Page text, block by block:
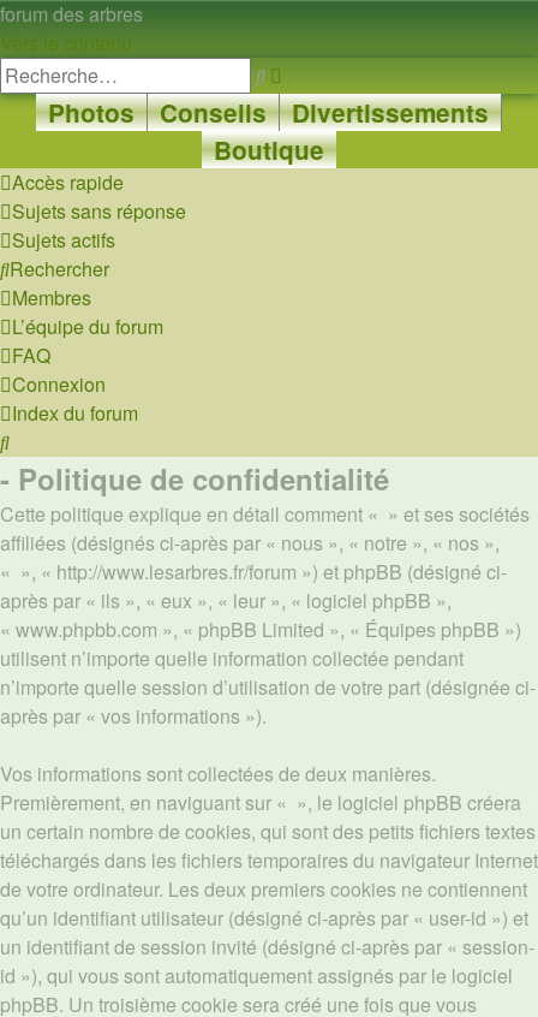
forum des arbres
Vers le contenu
Rechercher
avancée
Photos Conseils
Divertissements
Boutique
Accès rapide
Sujets sans réponse
Sujets actifs
Rechercher
Membres
L’équipe du forum
FAQ
Connexion
Index du forum
Rechercher
- Politique de confidentialité
Cette politique explique en détail comment « » et ses sociétés
affiliées (désignés ci-après par « nous », « notre », « nos »,
« », « http://www.lesarbres.fr/forum ») et phpBB (désigné ci-
après par « ils », « eux », « leur », « logiciel phpBB »,
« www.phpbb.com », « phpBB Limited », « Équipes phpBB »)
utilisent n’importe quelle information collectée pendant
n’importe quelle session d’utilisation de votre part (désignée ci-
après par « vos informations »).
Vos informations sont collectées de deux manières.
Premièrement, en naviguant sur « », le logiciel phpBB créera
un certain nombre de cookies, qui sont des petits fichiers textes
téléchargés dans les fichiers temporaires du navigateur Internet
de votre ordinateur. Les deux premiers cookies ne contiennent
qu’un identifiant utilisateur (désigné ci-après par « user-id ») et
un identifiant de session invité (désigné ci-après par « session-
id »), qui vous sont automatiquement assignés par le logiciel
phpBB. Un troisième cookie sera créé une fois que vous